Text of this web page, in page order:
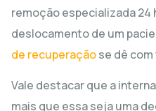
remoção especializada 24
deslocamento de um
de recuperaçãose dê
Vale destacar que a
mais que essa seja uma